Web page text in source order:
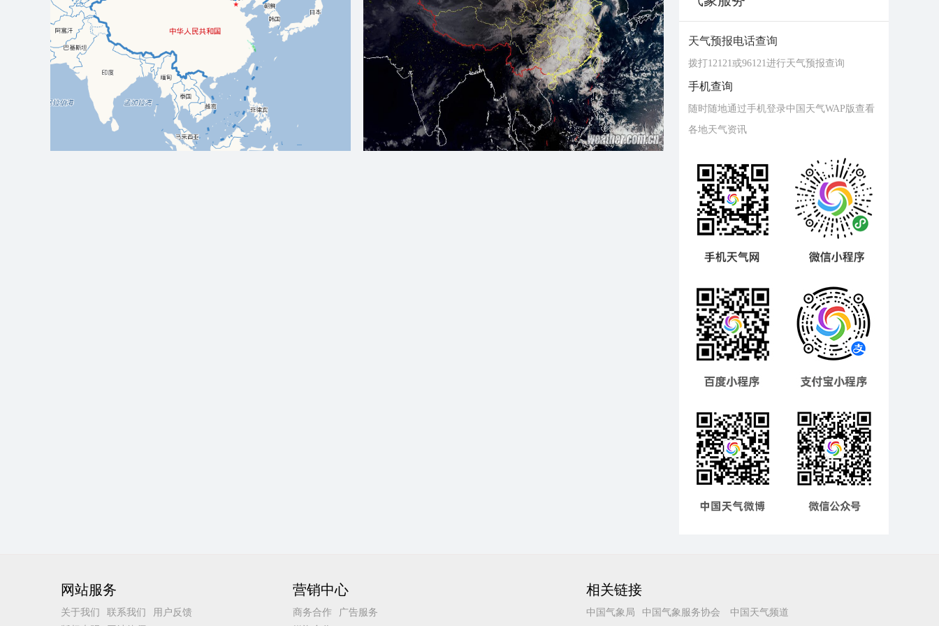
天气预报电话查询
拨打12121或96121进行天气预报查询
手机查询
随时随地通过手机登录中国天气WAP版查看
各地天气资讯
网站服务
关于我们 联系我们
用户反馈
营销中心
商务合作
广告服务
相关链接
中国气象局 中国气象服务协会 中国天气频道